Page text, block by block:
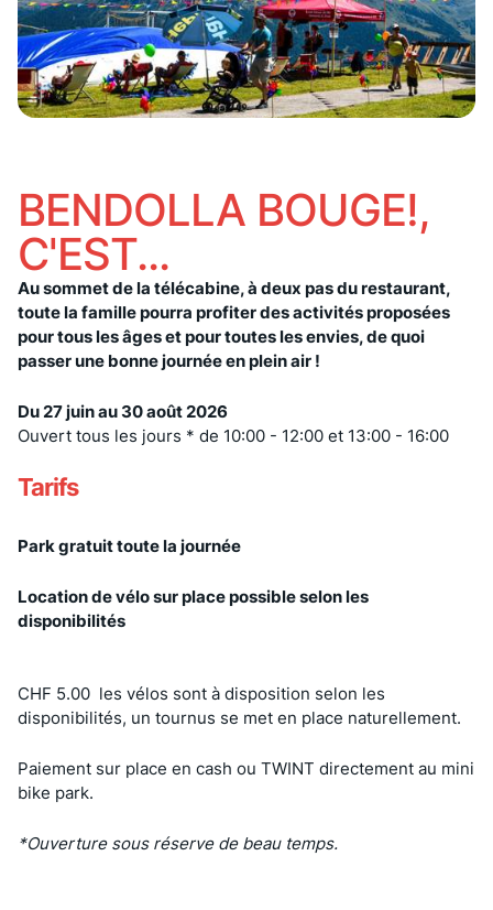
BENDOLLA BOUGE!,
C'EST...
Au sommet de la télécabine, à deux pas du restaurant,
toute la famille pourra profiter des activités proposées
pour tous les âges et pour toutes les envies, de quoi
passer une bonne journée en plein air !
Du 27 juin au 30 août 2026
Ouvert tous les jours * de 10:00 - 12:00 et 13:00 - 16:00
Tarifs
Park gratuit toute la journée
Location de vélo sur place possible selon les
disponibilités
CHF 5.00 les vélos sont à disposition selon les
disponibilités, un tournus se met en place naturellement.
Paiement sur place en cash ou TWINT directement au mini
bike park.
*Ouverture sous réserve de beau temps.